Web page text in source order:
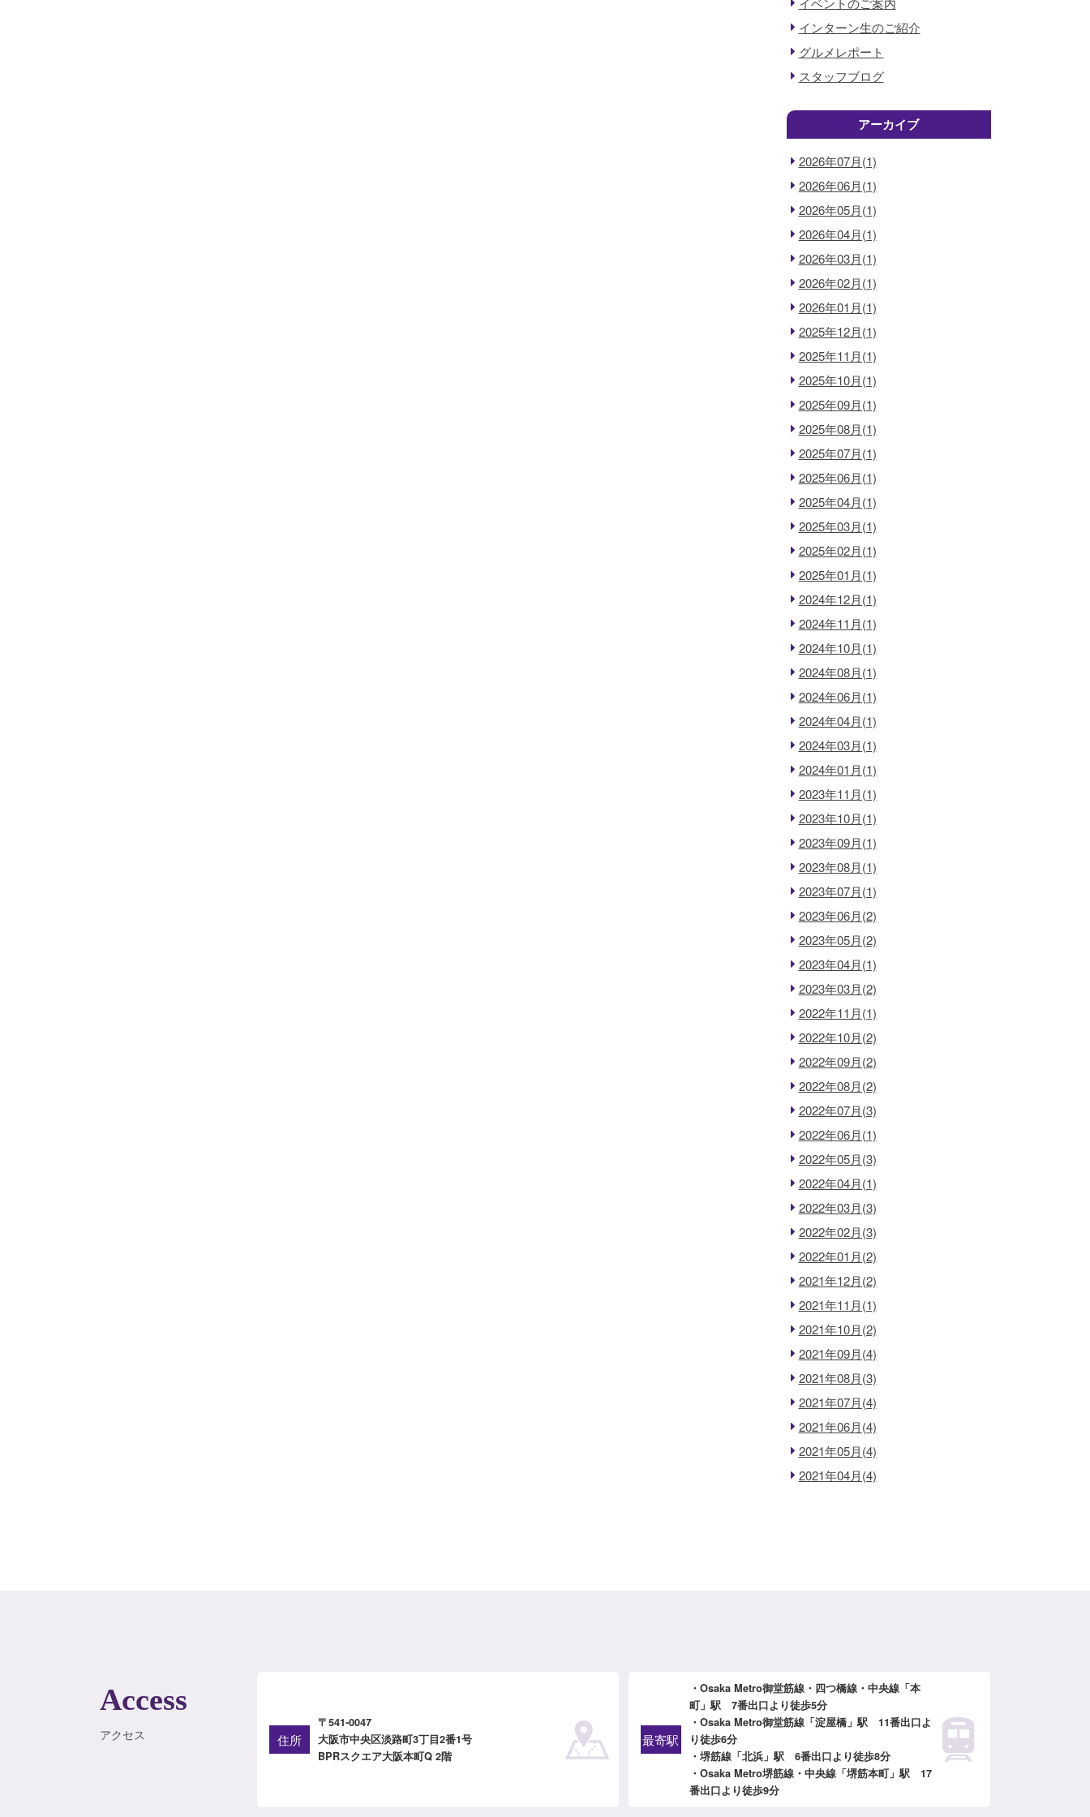
インターン生のご紹介
グルメレポート
スタッフブログ
アーカイブ
2026年07月(1)
2026年06月(1)
2026年05月(1)
2026年04月(1)
2026年03月(1)
2026年02月(1)
2026年01月(1)
2025年12月(1)
2025年11月(1)
2025年10月(1)
2025年09月(1)
2025年08月(1)
2025年07月(1)
2025年06月(1)
2025年04月(1)
2025年03月(1)
2025年02月(1)
2025年01月(1)
2024年12月(1)
2024年11月(1)
2024年10月(1)
2024年08月(1)
2024年06月(1)
2024年04月(1)
2024年03月(1)
2024年01月(1)
2023年11月(1)
2023年10月(1)
2023年09月(1)
2023年08月(1)
2023年07月(1)
2023年06月(2)
2023年05月(2)
2023年04月(1)
2023年03月(2)
2022年11月(1)
2022年10月(2)
2022年09月(2)
2022年08月(2)
2022年07月(3)
2022年06月(1)
2022年05月(3)
2022年04月(1)
2022年03月(3)
2022年02月(3)
2022年01月(2)
2021年12月(2)
2021年11月(1)
2021年10月(2)
2021年09月(4)
2021年08月(3)
2021年07月(4)
2021年06月(4)
2021年05月(4)
2021年04月(4)
Access
アクセス 住所
〒541-0047
大阪市中央区淡路町3丁目2番1号
BPRスクエア大阪本町Q 2階
最寄駅
・Osaka Metro御堂筋線・四つ橋線・中央線「本
町」駅 7番出口より徒歩5分
・Osaka Metro御堂筋線「淀屋橋」駅 11番出口よ
り徒歩6分
・堺筋線「北浜」駅 6番出口より徒歩8分
・Osaka Metro堺筋線・中央線「堺筋本町」駅 17
番出口より徒歩9分